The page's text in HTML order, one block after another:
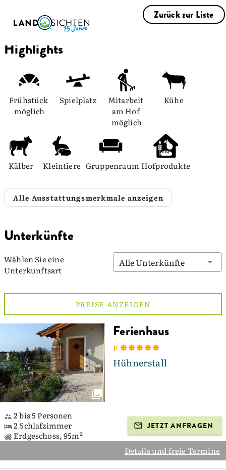
Zurück zur Liste
Highlights
Frühstück
möglich
Spielplatz
Mitarbeit
am Hof
möglich
Kühe
Kälber Kleintiere Gruppenraum Hofprodukte
Alle Ausstattungsmerkmale anzeigen
Unterkünfte
Wählen Sie eine
Unterkunftsart
Alle Unterkünfte
PREISE ANZEIGEN
Ferienhaus
F
Hühnerstall
2 bis 5 Personen
2 Schlafzimmer
Erdgeschoss, 95m²
JETZT ANFRAGEN
Details und freie Termine